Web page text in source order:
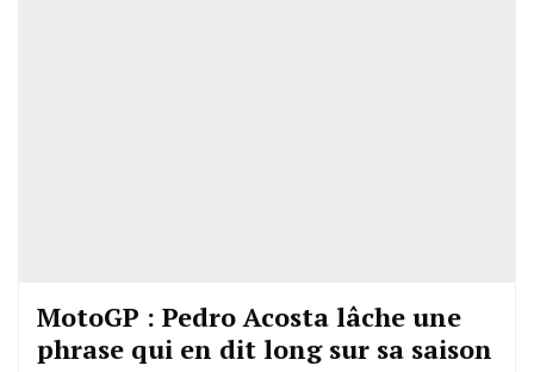
MotoGP : Pedro Acosta lâche une
phrase qui en dit long sur sa saison